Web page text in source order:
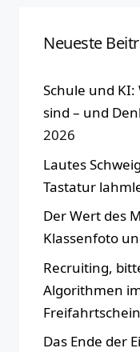
Neueste
Schule und
sind – und
2026
Lautes
Tastatur
Der Wert des
Klassenfoto
Recruiting,
Algorithmen
Das Ende der